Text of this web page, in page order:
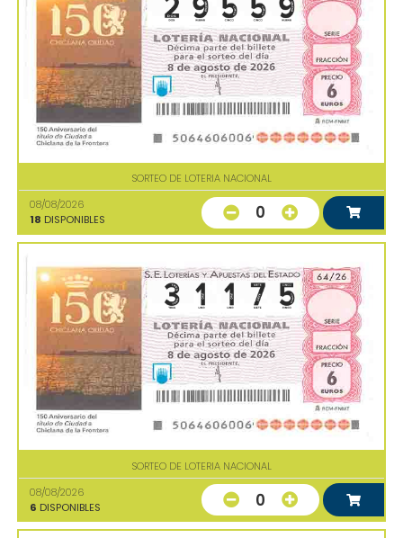
SORTEO DE LOTERIA NACIONAL
08/08/2026
18 DISPONIBLES 0
SORTEO DE LOTERIA NACIONAL
08/08/2026
6 DISPONIBLES 0